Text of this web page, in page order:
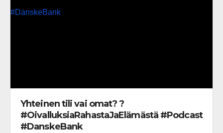
Yhteinen tili vai omat? ?
#OivalluksiaRahastaJaElämästä #Podcast
#DanskeBank